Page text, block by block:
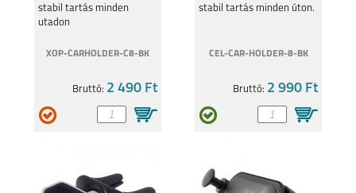
REALME C55 REALME 9 5G
stabil tartás minden
utadon
XOP-CARHOLDER-C8-BK
Bruttó: 2 490 Ft
stabil tartás minden úton.
CEL-CAR-HOLDER-8-BK
Bruttó: 2 990 Ft